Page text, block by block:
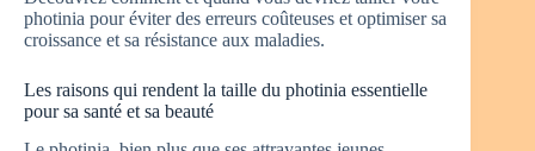
photinia pour éviter des erreurs coûteuses et optimiser sa
croissance et sa résistance aux maladies.
Les raisons qui rendent la taille du photinia essentielle
pour sa santé et sa beauté